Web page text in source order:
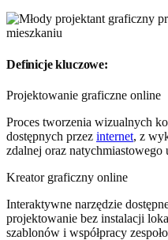
Definicje kluczowe:
Projektowanie graficzne online
Proces tworzenia wizualnych
dostępnych przez internet, z
zdalnej oraz natychmiastowego
Kreator graficzny online
Interaktywne narzędzie
projektowanie bez instalacji
szablonów i współpracy